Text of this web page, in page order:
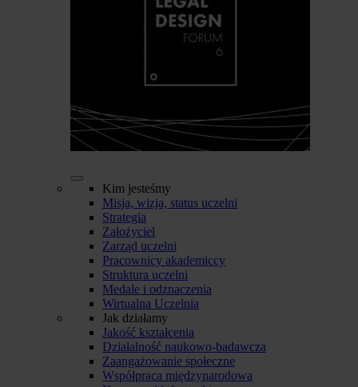
Kim jesteśmy
Misja, wizja, status uczelni
Strategia
Założyciel
Zarząd uczelni
Pracownicy akademiccy
Struktura uczelni
Medale i odznaczenia
Wirtualna Uczelnia
Jak działamy
Jakość kształcenia
Działalność naukowo-badawcza
Zaangażowanie społeczne
Współpraca międzynarodowa